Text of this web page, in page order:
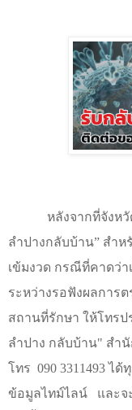
หลังจากที่จังห
ลำปางกลับบ้าน” สำ
เข้มงวด กรณีที่คาดว่า
ระหว่างรอฟังผลการ
สถานที่รักษา ให้โทร
ลำปาง กลับบ้าน" สำ
โทร 090 3311493 ไ
ข้อมูลไทม์ไลน์
และจ